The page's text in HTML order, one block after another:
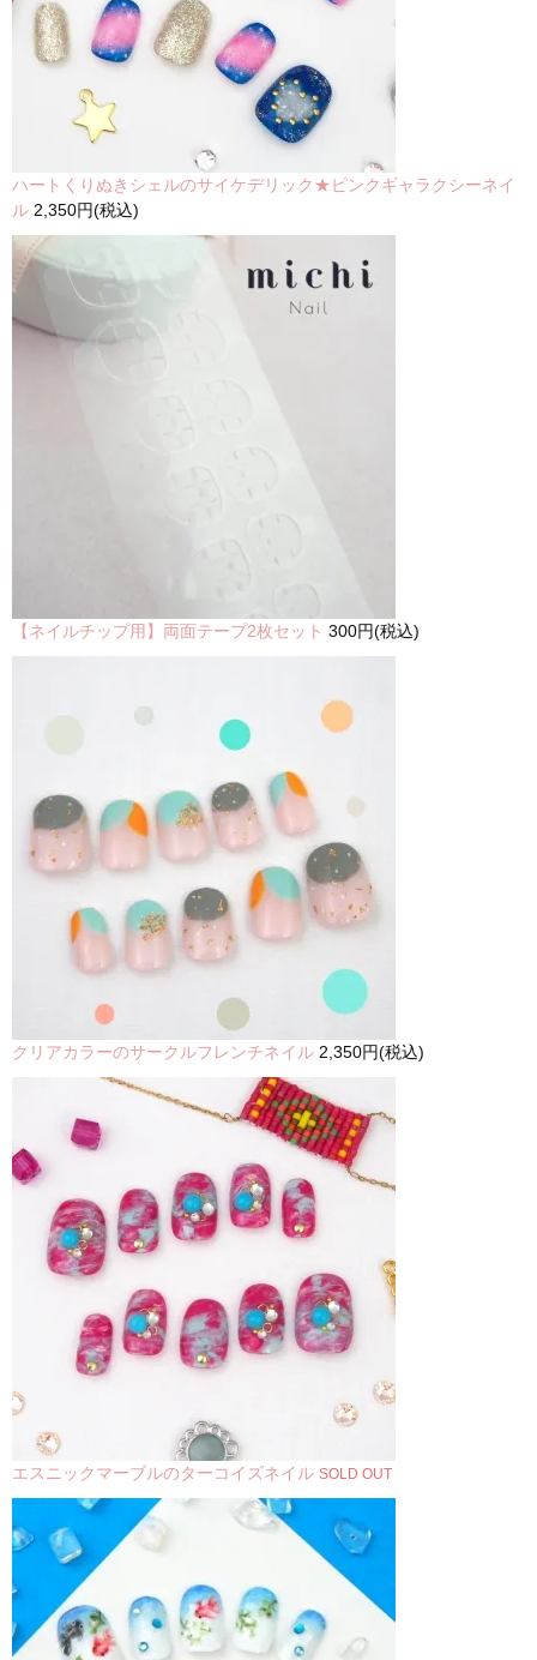
ハートくりぬきシェルのサイケデリック★ピンクギャラクシーネイ
ル 2,350円(税込)
【ネイルチップ用】両面テープ2枚セット 300円(税込)
クリアカラーのサークルフレンチネイル 2,350円(税込)
エスニックマーブルのターコイズネイル SOLD OUT